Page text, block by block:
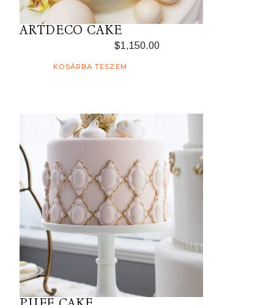
ARTDECO CAKE
$1,150.00
KOSÁRBA TESZEM